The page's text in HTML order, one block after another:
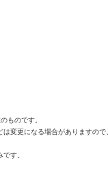
ものです。
変更になる場合がありますので
す。